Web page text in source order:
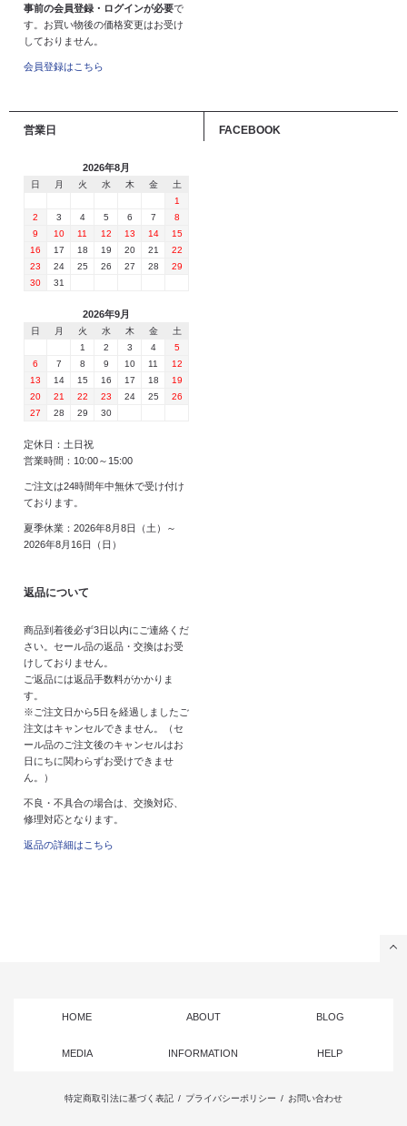
事前の会員登録・ログインが必要で
す。お買い物後の価格変更はお受け
しておりません。
会員登録はこちら
営業日
2026年8月
日 月 火 水 木 金
土
1
2
3 4 5 6 7
8
9
10 11 12 13 14
15
16
17 18 19 20 21
22
23
24 25 26 27 28
29
30
31
2026年9月
日 月 火 水 木 金
土
1
2 3 4
5
6
7 8 9 10 11
12
13
14 15 16 17 18
19
20
21 22 23 24 25
26
27
28 29 30
定休日：土日祝
営業時間：10:00～15:00
ご注文は24時間年中無休で受け付け
ております。
夏季休業：2026年8月8日（土）～
2026年8月16日（日）
返品について
商品到着後必ず3日以内にご連絡くだ
さい。セール品の返品・交換はお受
けしておりません。
ご返品には返品手数料がかかりま
す。
※ご注文日から5日を経過しましたご
注文はキャンセルできません。（セ
ール品のご注文後のキャンセルはお
日にちに関わらずお受けできませ
ん。）
不良・不具合の場合は、交換対応、
修理対応となります。
返品の詳細はこちら
FACEBOOK
HOME ABOUT BLOG
MEDIA INFORMATION HELP
特定商取引法に基づく表記 / プライバシーポリシー / お問い合わせ